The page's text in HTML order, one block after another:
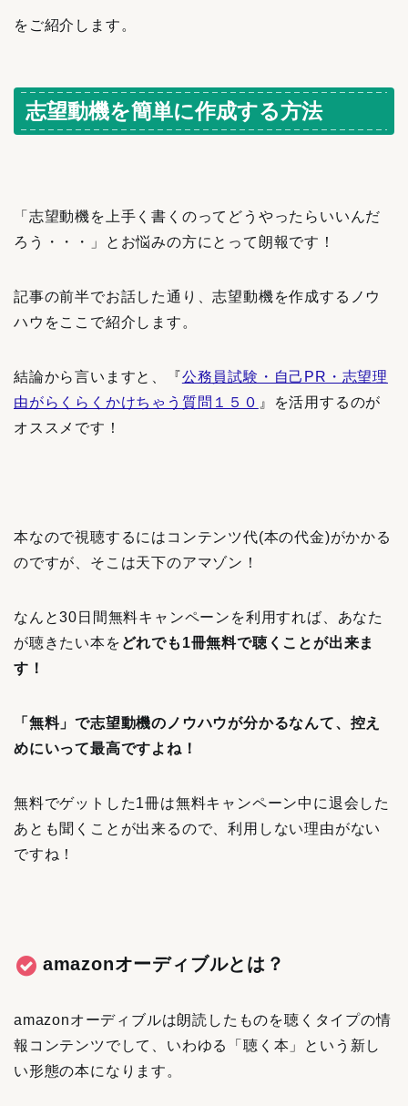
をご紹介します。
志望動機を簡単に作成する方法
「志望動機を上手く書くのってどうやったらいいんだ
ろう・・・」とお悩みの方にとって朗報です！
記事の前半でお話した通り、志望動機を作成するノウ
ハウをここで紹介します。
結論から言いますと、『公務員試験・自己PR・志望理
由がらくらくかけちゃう質問１５０ 』を活用するのが
オススメです！
本なので視聴するにはコンテンツ代(本の代金)がかかる
のですが、そこは天下のアマゾン！
なんと30日間無料キャンペーンを利用すれば、あなた
が聴きたい本を どれでも1冊無料で聴くことが出来ま
す！
「無料」で志望動機のノウハウが分かるなんて、控え
めにいって最高ですよね！
無料でゲットした1冊は無料キャンペーン中に退会した
あとも聞くことが出来るので、利用しない理由がない
ですね！
amazonオーディブルとは？
amazonオーディブルは朗読したものを聴くタイプの情
報コンテンツでして、いわゆる「聴く本」という新し
い形態の本になります。